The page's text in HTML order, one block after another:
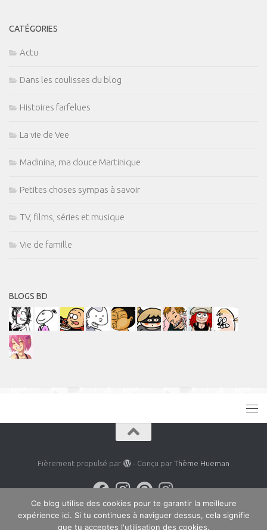
CATÉGORIES
Actu
Dans les coulisses du blog
Histoires farfelues
La vie de Vee
Madinina, ma douce Martinique
Petites choses sympas à savoir
TV, films, séries et musique
Vie de famille
BLOGS BD
Fièrement propulsé par - Conçu par Thème Hueman
Ce blog utilise des cookies pour te garantir la meilleure
expérience ici. Si tu continues à naviguer dessus, cela signifie
que tu acceptes l'utilisation des cookies.